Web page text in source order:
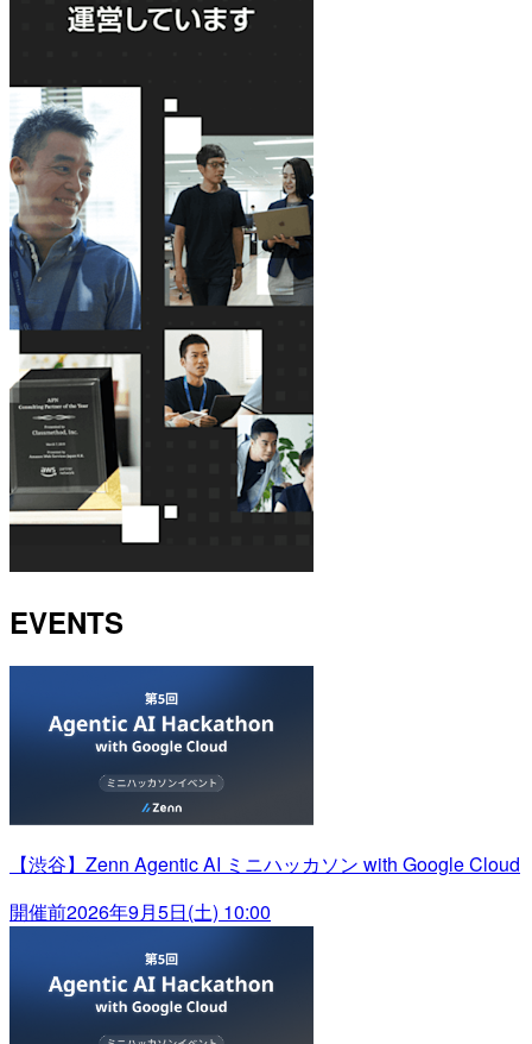
EVENTS
【渋谷】Zenn Agentic AI ミニハッカソン with Google Cloud
開催前2026年9月5日(土) 10:00